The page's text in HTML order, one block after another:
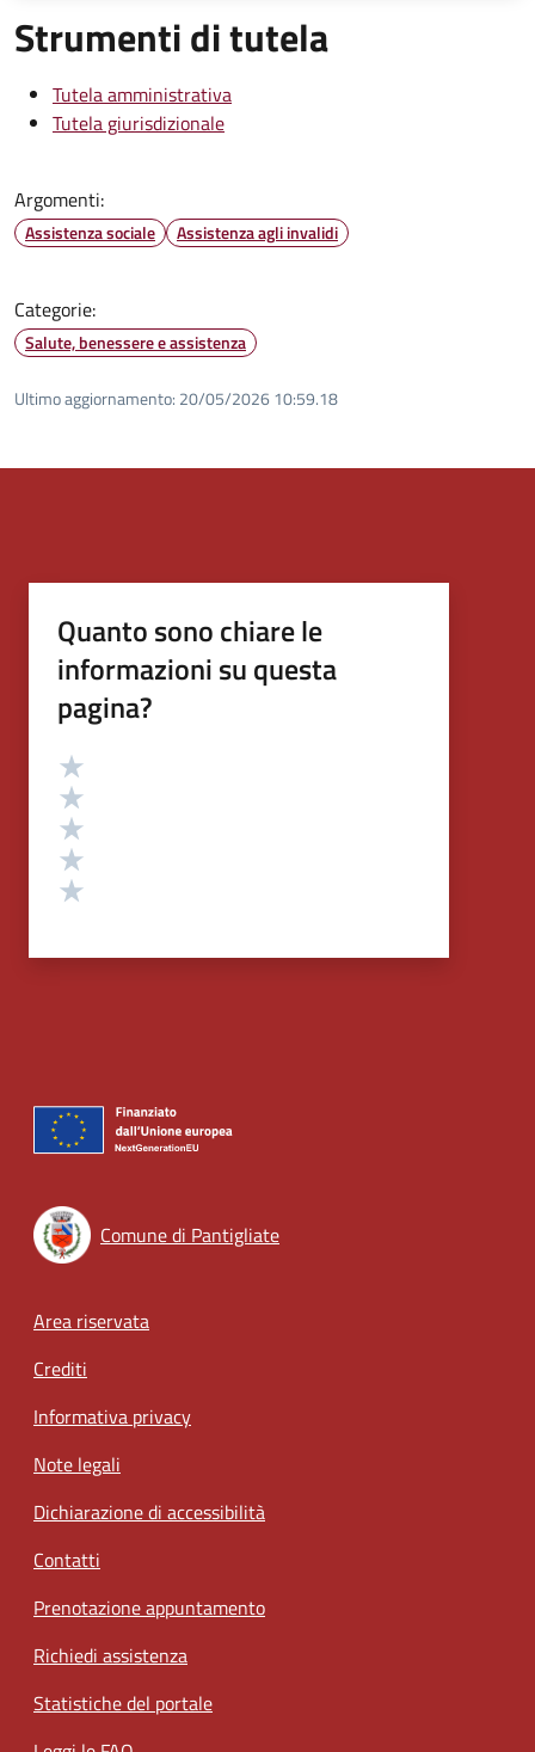
Strumenti di tutela
Tutela amministrativa
Tutela giurisdizionale
Argomenti:
Assistenza sociale Assistenza agli invalidi
Categorie:
Salute, benessere e assistenza
Ultimo aggiornamento: 20/05/2026 10:59.18
Quanto sono chiare le
informazioni su questa
pagina?
Valutazione
Comune di Pantigliate
Footer menu
Area riservata
Crediti
Informativa privacy
Note legali
Dichiarazione di accessibilità
Contatti
Prenotazione appuntamento
Richiedi assistenza
Statistiche del portale